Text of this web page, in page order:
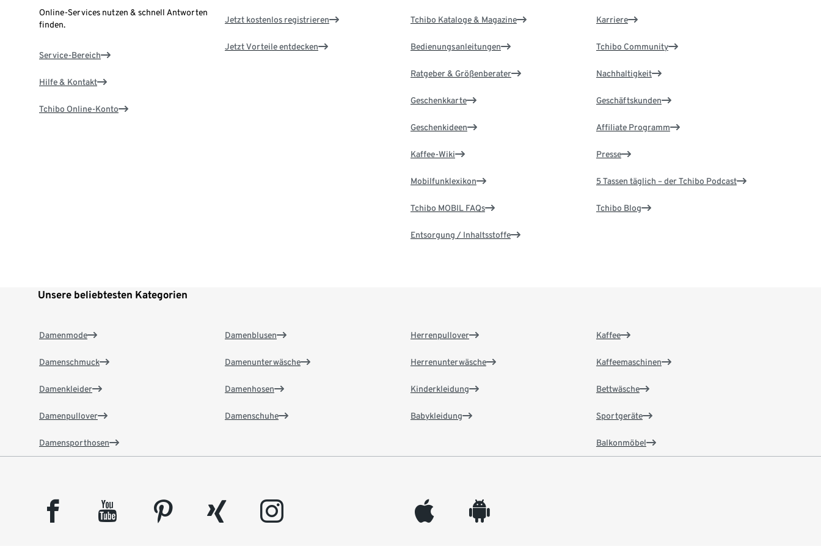
Online-Services nutzen & schnell Antworten
finden.
Service-Bereich
Hilfe & Kontakt
Tchibo Online-Konto
Jetzt kostenlos registrieren
Jetzt Vorteile entdecken
Tchibo Kataloge & Magazine
Bedienungsanleitungen
Ratgeber & Größenberater
Geschenkkarte
Geschenkideen
Kaffee-Wiki
Mobilfunklexikon
Tchibo MOBIL FAQs
Entsorgung / Inhaltsstoffe
Karriere
Tchibo Community
Nachhaltigkeit
Geschäftskunden
Affiliate Programm
Presse
5 Tassen täglich – der Tchibo Podcast
Tchibo Blog
Unsere beliebtesten Kategorien
Damenmode
Damenschmuck
Damenkleider
Damenpullover
Damensporthosen
Damenblusen
Damenunterwäsche
Damenhosen
Damenschuhe
Herrenpullover
Herrenunterwäsche
Kinderkleidung
Babykleidung
Kaffee
Kaffeemaschinen
Bettwäsche
Sportgeräte
Balkonmöbel
facebook youtube pinterest xing instagram appleinc android